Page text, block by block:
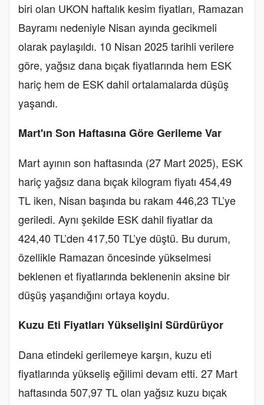
biri olan UKON haftalık kesim fiyatları, Ramazan
Bayramı nedeniyle Nisan ayında gecikmeli
olarak paylaşıldı. 10 Nisan 2025 tarihli verilere
göre, yağsız dana bıçak fiyatlarında hem ESK
hariç hem de ESK dahil ortalamalarda düşüş
yaşandı.
Mart'ın Son Haftasına Göre Gerileme Var
Mart ayının son haftasında (27 Mart 2025), ESK
hariç yağsız dana bıçak kilogram fiyatı 454,49
TL iken, Nisan başında bu rakam 446,23 TL’ye
geriledi. Aynı şekilde ESK dahil fiyatlar da
424,40 TL’den 417,50 TL’ye düştü. Bu durum,
özellikle Ramazan öncesinde yükselmesi
beklenen et fiyatlarında beklenenin aksine bir
düşüş yaşandığını ortaya koydu.
Kuzu Eti Fiyatları Yükselişini Sürdürüyor
Dana etindeki gerilemeye karşın, kuzu eti
fiyatlarında yükseliş eğilimi devam etti. 27 Mart
haftasında 507,97 TL olan yağsız kuzu bıçak